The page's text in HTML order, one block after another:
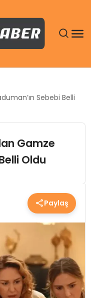
Sebebi Belli
Gamze
Oldu
Paylaş